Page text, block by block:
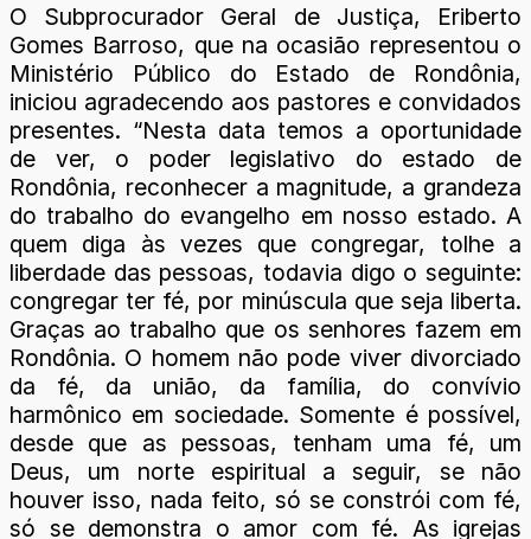
O Subprocurador Geral de Justiça, Eriberto
Gomes Barroso, que na ocasião representou o
Ministério Público do Estado de Rondônia,
iniciou agradecendo aos pastores e convidados
presentes. “Nesta data temos a oportunidade
de ver, o poder legislativo do estado de
Rondônia, reconhecer a magnitude, a grandeza
do trabalho do evangelho em nosso estado. A
quem diga às vezes que congregar, tolhe a
liberdade das pessoas, todavia digo o seguinte:
congregar ter fé, por minúscula que seja liberta.
Graças ao trabalho que os senhores fazem em
Rondônia. O homem não pode viver divorciado
da fé, da união, da família, do convívio
harmônico em sociedade. Somente é possível,
desde que as pessoas, tenham uma fé, um
Deus, um norte espiritual a seguir, se não
houver isso, nada feito, só se constrói com fé,
só se demonstra o amor com fé. As igrejas